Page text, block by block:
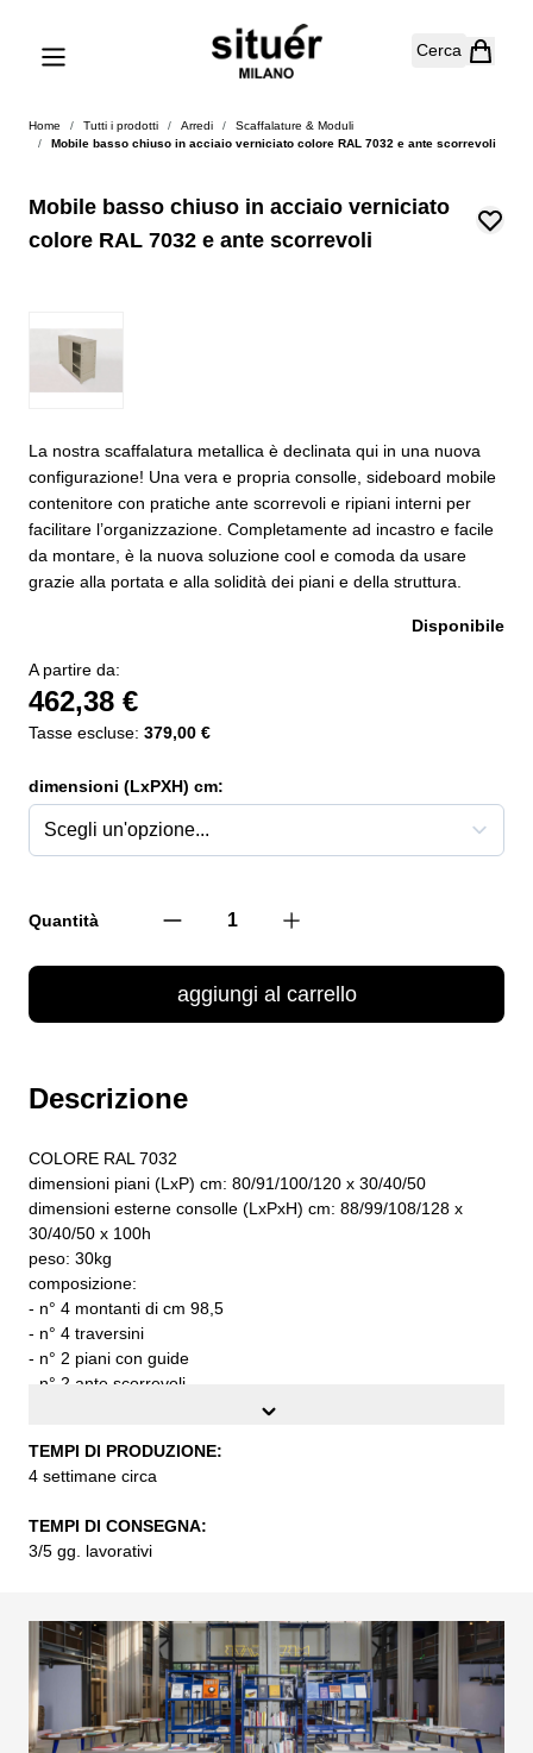
Cerca
Home / Tutti i prodotti / Arredi /
Scaffalature & Moduli
/
Mobile basso chiuso in acciaio verniciato colore RAL 7032 e ante scorrevoli
Mobile basso chiuso in acciaio verniciato
colore RAL 7032 e ante scorrevoli
La nostra scaffalatura metallica è declinata qui in una nuova
configurazione! Una vera e propria consolle, sideboard mobile
contenitore con pratiche ante scorrevoli e ripiani interni per
facilitare l’organizzazione. Completamente ad incastro e facile
da montare, è la nuova soluzione cool e comoda da usare
grazie alla portata e alla solidità dei piani e della struttura.
Disponibile
A partire da:
462,38 €
Tasse escluse: 379,00 €
dimensioni (LxPXH) cm:
Quantità
aggiungi al carrello
Descrizione
COLORE RAL 7032
dimensioni piani (LxP) cm: 80/91/100/120 x 30/40/50
dimensioni esterne consolle (LxPxH) cm: 88/99/108/128 x
30/40/50 x 100h
peso: 30kg
composizione:
- n° 4 montanti di cm 98,5
- n° 4 traversini
- n° 2 piani con guide
- n° 2 ante scorrevoli
- n° 2 piani interni alle ante scorrevoli
- n° 1 lamiera di chiusura posteriore
da assemblare
TEMPI DI PRODUZIONE:
TEMPI DI CONSEGNA:
3/5 gg. lavorativi
TEMPI DI PRODUZIONE:
4 settimane circa
TEMPI DI CONSEGNA:
3/5 gg. lavorativi